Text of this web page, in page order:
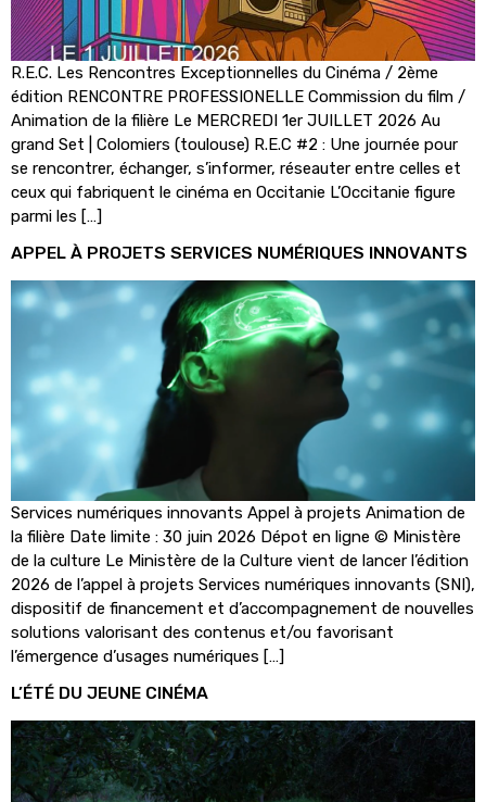
R.E.C. Les Rencontres Exceptionnelles du Cinéma / 2ème
édition RENCONTRE PROFESSIONELLE Commission du film /
Animation de la filière Le MERCREDI 1er JUILLET 2026 Au
grand Set | Colomiers (toulouse) R.E.C #2 : Une journée pour
se rencontrer, échanger, s’informer, réseauter entre celles et
ceux qui fabriquent le cinéma en Occitanie L’Occitanie figure
parmi les […]
APPEL À PROJETS SERVICES NUMÉRIQUES INNOVANTS
Services numériques innovants Appel à projets Animation de
la filière Date limite : 30 juin 2026 Dépot en ligne © Ministère
de la culture Le Ministère de la Culture vient de lancer l’édition
2026 de l’appel à projets Services numériques innovants (SNI),
dispositif de financement et d’accompagnement de nouvelles
solutions valorisant des contenus et/ou favorisant
l’émergence d’usages numériques […]
L’ÉTÉ DU JEUNE CINÉMA